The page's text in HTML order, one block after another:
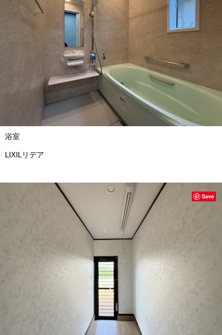
浴室
LIXILリデア
Save